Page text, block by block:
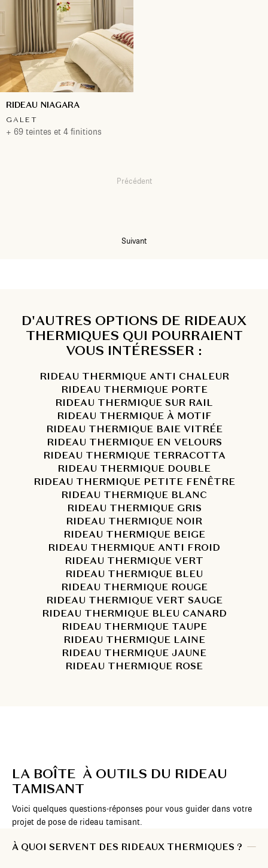
RIDEAU NIAGARA
GALET
+ 69 teintes et 4 finitions
Précédent
Suivant
D'AUTRES OPTIONS DE RIDEAUX
THERMIQUES QUI POURRAIENT
VOUS INTÉRESSER :
RIDEAU THERMIQUE ANTI CHALEUR
RIDEAU THERMIQUE PORTE
RIDEAU THERMIQUE SUR RAIL
RIDEAU THERMIQUE À MOTIF
RIDEAU THERMIQUE BAIE VITRÉE
RIDEAU THERMIQUE EN VELOURS
RIDEAU THERMIQUE TERRACOTTA
RIDEAU THERMIQUE DOUBLE
RIDEAU THERMIQUE PETITE FENÊTRE
RIDEAU THERMIQUE BLANC
RIDEAU THERMIQUE GRIS
RIDEAU THERMIQUE NOIR
RIDEAU THERMIQUE BEIGE
RIDEAU THERMIQUE ANTI FROID
RIDEAU THERMIQUE VERT
RIDEAU THERMIQUE BLEU
RIDEAU THERMIQUE ROUGE
RIDEAU THERMIQUE VERT SAUGE
RIDEAU THERMIQUE BLEU CANARD
RIDEAU THERMIQUE TAUPE
RIDEAU THERMIQUE LAINE
RIDEAU THERMIQUE JAUNE
RIDEAU THERMIQUE ROSE
LA BOÎTE À OUTILS DU RIDEAU
TAMISANT
Voici quelques questions-réponses pour vous guider dans votre
projet de pose de rideau tamisant.
À QUOI SERVENT DES RIDEAUX THERMIQUES ?